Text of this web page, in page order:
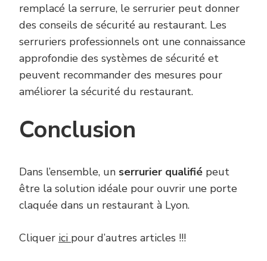
remplacé la serrure, le serrurier peut donner
des conseils de sécurité au restaurant. Les
serruriers professionnels ont une connaissance
approfondie des systèmes de sécurité et
peuvent recommander des mesures pour
améliorer la sécurité du restaurant.
Conclusion
Dans l’ensemble, un serrurier qualifié peut
être la solution idéale pour ouvrir une porte
claquée dans un restaurant à Lyon.
Cliquer ici pour d’autres articles !!!